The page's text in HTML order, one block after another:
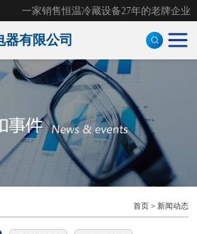
一家销售恒温冷藏设备27年的老牌企业
器有限公司
首页 > 新闻动态